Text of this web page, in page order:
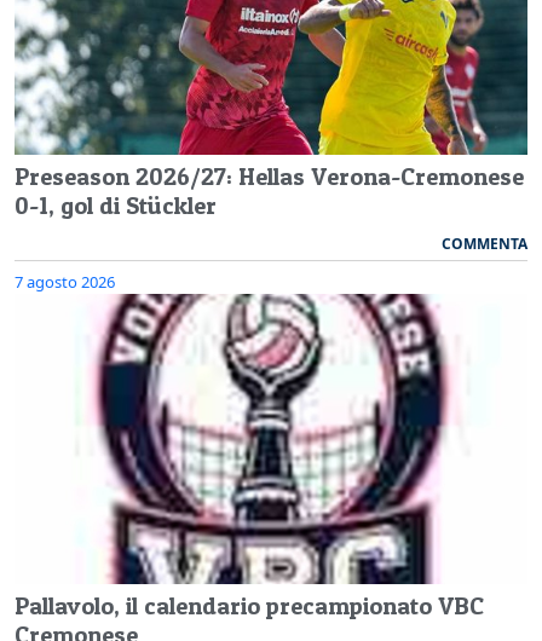
Preseason 2026/27: Hellas Verona-Cremonese
0-1, gol di Stückler
COMMENTA
7 agosto 2026
Pallavolo, il calendario precampionato VBC
Cremonese